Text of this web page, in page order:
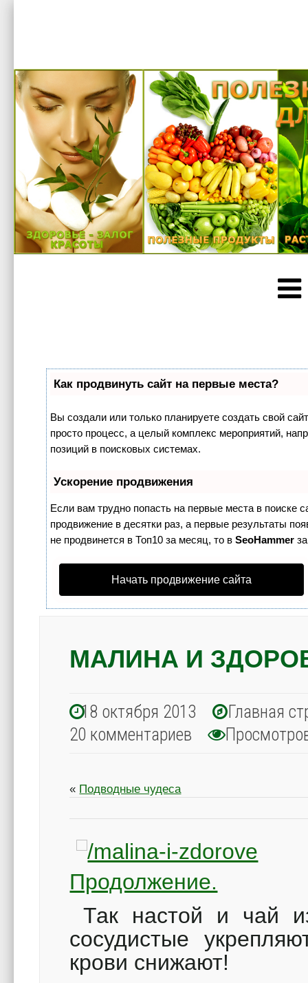
Как продвинуть сайт на первые места?
Вы создали или только планируете создать свой
просто процесс, а целый комплекс мероприятий,
позиций в поисковых системах.
Ускорение продвижения
Если вам трудно попасть на первые места в поиске
продвижение в десятки раз, а первые результаты
не продвинется в Топ10 за месяц, то вSeoHammer
Начать продвижение сайта
МАЛИНА И
18 октября 2013
Главная
20 комментариев
« Подводные чудеса
Продолжение.
Так настой и чай
сосудистые
крови снижают!